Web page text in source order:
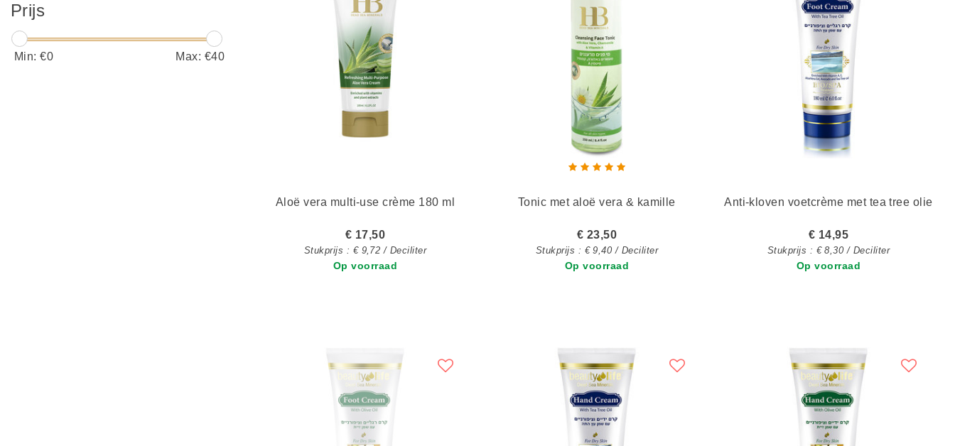
Prijs
Min: €0 Max: €40
Aloë vera multi-use crème 180 ml
€ 17,50
Stukprijs : € 9,72 / Deciliter
Op voorraad
Tonic met aloë vera & kamille
€ 23,50
Stukprijs : € 9,40 / Deciliter
Op voorraad
Anti-kloven voetcrème met tea tree olie
€ 14,95
Stukprijs : € 8,30 / Deciliter
Op voorraad